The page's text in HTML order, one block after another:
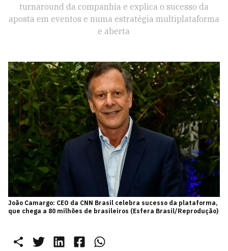
turnaround da companhia e explica o sucesso da
aposta em eventos e numa estratégia multiplataforma
e aberta
João Camargo: CEO da CNN Brasil celebra sucesso da plataforma,
que chega a 80 milhões de brasileiros (Esfera Brasil/Reprodução)